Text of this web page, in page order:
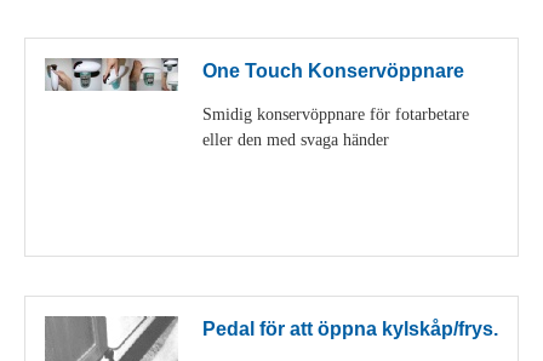
One Touch Konservöppnare
Smidig konservöppnare för fotarbetare
eller den med svaga händer
Pedal för att öppna kylskåp/frys.